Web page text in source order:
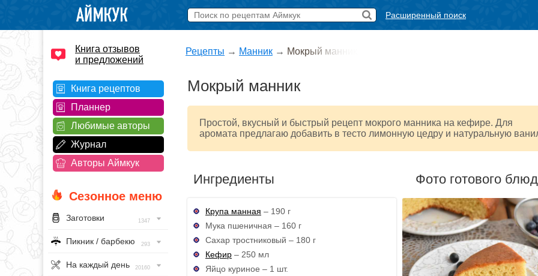
Расширенный поиск
Книга отзывов
и предложений
Книга рецептов
Планнер
Любимые авторы
Журнал
Авторы Аймкук
Сезонное меню
Заготовки 1347
Пикник / барбекю 293
На каждый день 20160
Рецепты → Манник → Мокрый манник
Мокрый манник
Простой, вкусный и быстрый рецепт мокрого манника на кефире. Для
аромата предлагаю добавить в тесто лимонную цедру и натуральную
Ингредиенты
Крупа манная – 190 г
Мука пшеничная – 160 г
Сахар тростниковый – 180 г
Кефир – 250 мл
Яйцо куриное – 1 шт.
Фото готового